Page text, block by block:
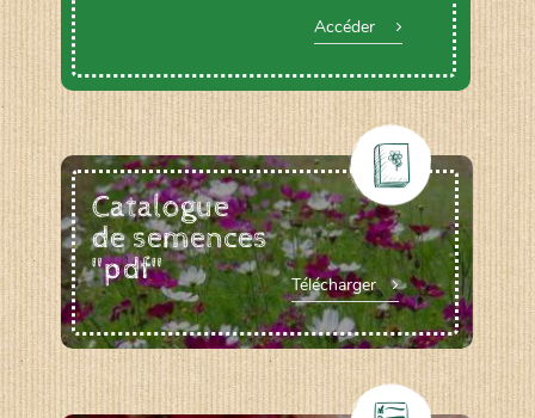
Accéder
Catalogue
de semences
"pdf"
Télécharger